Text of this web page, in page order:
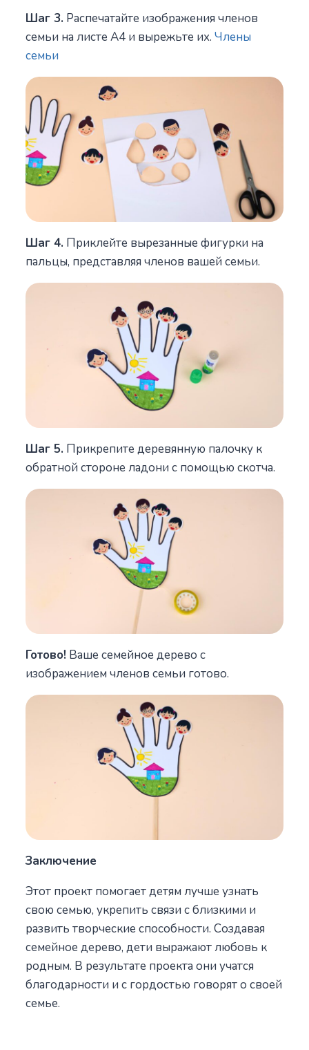
Шаг 3. Распечатайте изображения членов
семьи на листе А4 и вырежьте их. Члены
семьи
Шаг 4. Приклейте вырезанные фигурки на
пальцы, представляя членов вашей семьи.
Шаг 5. Прикрепите деревянную палочку к
обратной стороне ладони с помощью скотча.
Готово! Ваше семейное дерево с
изображением членов семьи готово.
Заключение
Этот проект помогает детям лучше узнать
свою семью, укрепить связи с близкими и
развить творческие способности. Создавая
семейное дерево, дети выражают любовь к
родным. В результате проекта они учатся
благодарности и с гордостью говорят о своей
семье.